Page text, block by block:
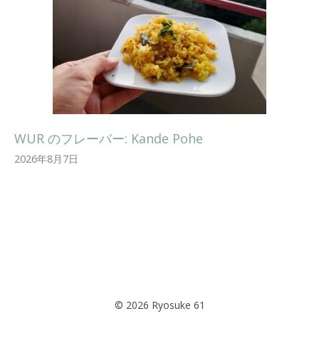
WUR のフレーバー: Kande Pohe
2026年8月7日
© 2026 Ryosuke 61